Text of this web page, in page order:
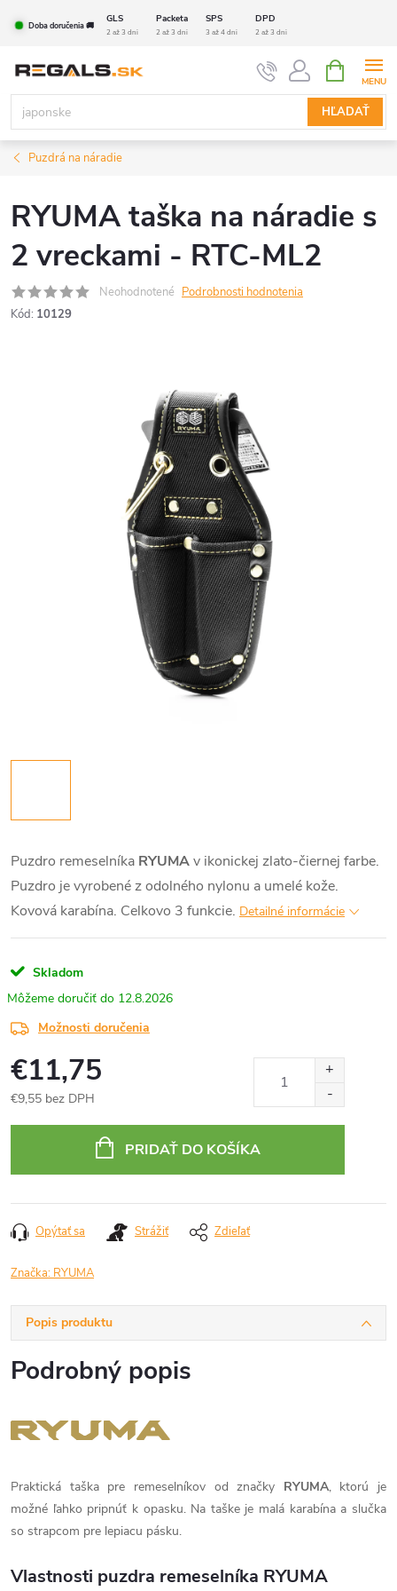
Doba doručenia 🚚
GLS Packeta SPS DPD
2 až 3 dni 2 až 3 dni 3 až 4 dni 2 až 3 dni
HĽADAŤ
KOŠÍK
Puzdrá na náradie
RYUMA taška na náradie s
2 vreckami - RTC-ML2
Neohodnotené Podrobnosti hodnotenia
Kód: 10129
Puzdro remeselníka RYUMAv ikonickej zlato-čiernej farbe.
Puzdro je vyrobené z odolného nylonu a umelé kože.
Kovová karabína. Celkovo 3 funkcie. Detailné informácie
Skladom
12.8.2026
Možnosti doručenia
€11,75
€9,55 bez DPH
PRIDAŤ DO KOŠÍKA
Opýtať sa Strážiť Zdieľať
Značka: RYUMA
Popis produktu
Podrobný popis
Praktická taška pre remeselníkov od značky RYUMA, ktorú je
možné ľahko pripnúť k opasku. Na taške je malá karabína a slučka
so strapcom pre lepiacu pásku.
Vlastnosti puzdra remeselníka RYUMA